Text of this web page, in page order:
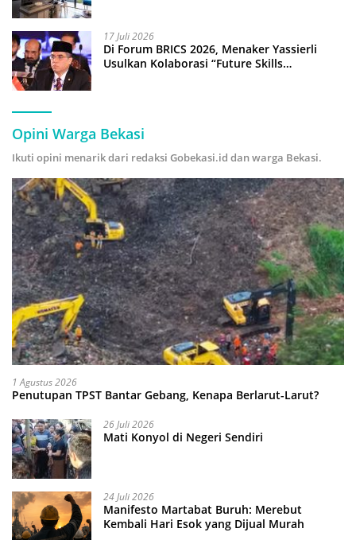
17 Juli 2026
Di Forum BRICS 2026, Menaker Yassierli
Usulkan Kolaborasi “Future Skills
Opini Warga Bekasi
Ikuti opini menarik dari redaksi Gobekasi.id dan warga Bekasi.
1 Agustus 2026
Penutupan TPST Bantar Gebang, Kenapa Berlarut-Larut?
26 Juli 2026
Mati Konyol di Negeri Sendiri
24 Juli 2026
Manifesto Martabat Buruh: Merebut
Kembali Hari Esok yang Dijual Murah